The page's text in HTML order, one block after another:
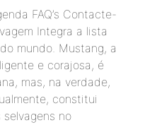
FAQ’s Contacte-
Integra a lista
mundo. Mustang, a
e corajosa, é
mas, na verdade,
constitui
no